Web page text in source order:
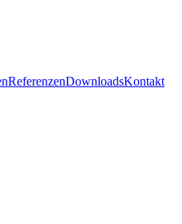
ReferenzenDownloadsKontakt